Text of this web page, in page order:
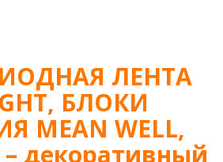
ЛЕНТА
БЛОКИ
MEAN WELL,
– декоративный